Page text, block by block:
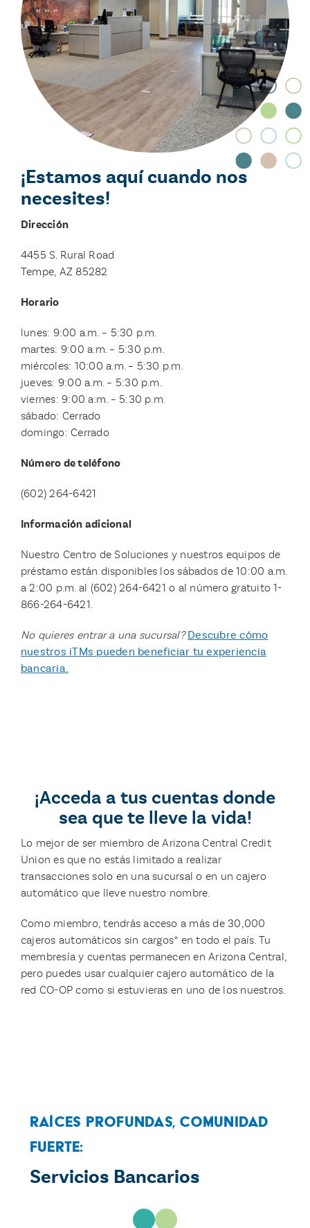
¡Estamos aquí cuando nos
necesites!
Dirección
4455 S. Rural Road
Tempe, AZ 85282
Horario
lunes: 9:00 a.m. – 5:30 p.m.
martes: 9:00 a.m. – 5:30 p.m.
miércoles: 10:00 a.m. – 5:30 p.m.
jueves: 9:00 a.m. – 5:30 p.m.
viernes: 9:00 a.m. – 5:30 p.m.
sábado: Cerrado
domingo: Cerrado
Número de teléfono
(602) 264-6421
Información adicional
Nuestro Centro de Soluciones y nuestros equipos de
préstamo están disponibles los sábados de 10:00 a.m.
a 2:00 p.m. al (602) 264-6421 o al número gratuito 1-
866-264-6421.
No quieres entrar a una sucursal? Descubre cómo
nuestros iTMs pueden beneficiar tu experiencia
bancaria.
¡Acceda a tus cuentas donde
sea que te lleve la vida!
Lo mejor de ser miembro de Arizona Central Credit
Union es que no estás limitado a realizar
transacciones solo en una sucursal o en un cajero
automático que lleve nuestro nombre.
Como miembro, tendrás acceso a más de 30,000
cajeros automáticos sin cargos* en todo el país. Tu
membresía y cuentas permanecen en Arizona Central,
pero puedes usar cualquier cajero automático de la
red CO-OP como si estuvieras en uno de los nuestros.
Raíces Profundas, Comunidad
Fuerte:
Servicios Bancarios